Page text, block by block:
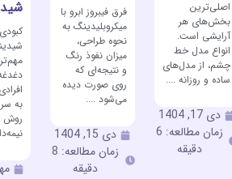
اصلی‌ترین
بخش‌های هر
آرایشی است.
انواع مدل خط
چشم، از مدل‌های
ساده و روزانه ....
دی 17, 1404
زمان مطالعه: 6
دقیقه
فرق فیبروز ابرو با
میکروبلیدینگ به
نحوه طراحی،
میزان نفوذ رنگ
و نتیجه‌ای که
روی صورت دیده
می‌شود ....
دی 15, 1404
زمان مطالعه: 8
دقیقه
به
روش
مهر